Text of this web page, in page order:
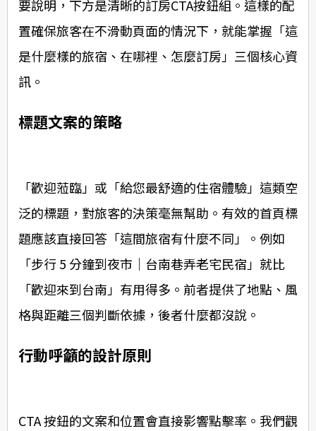
要說明，下方是清晰的訂房CTA按鈕組。這樣的配
置確保旅客在不滑動頁面的情況下，就能掌握「這
是什麼樣的旅宿、在哪裡、怎麼訂房」三個核心資
訊。
標題文案的策略
「歡迎蒞臨」或「給您最舒適的住宿體驗」這類空
泛的標題，對旅客的決策毫無幫助。有效的首頁標
題應該直接回答「這間旅宿有什麼不同」。例如
「步行 5 分鐘到夜市｜台南巷弄老宅民宿」就比
「歡迎來到台南」有用得多。前者提供了地點、風
格與距離三個判斷依據，後者什麼都沒說。
行動呼籲的設計原則
CTA 按鈕的文案和位置會直接影響點擊率。我們觀